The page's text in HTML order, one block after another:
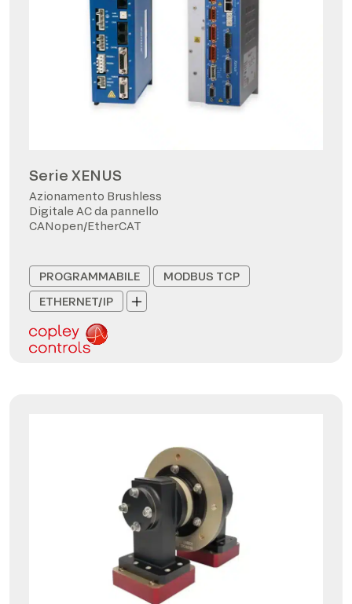
Serie XENUS
Azionamento Brushless
Digitale AC da pannello
CANopen/EtherCAT
PROGRAMMABILE
MODBUS TCP
ETHERNET/IP